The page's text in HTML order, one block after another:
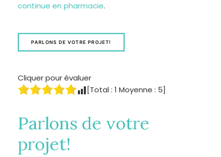
continue en pharmacie.
PARLONS DE VOTRE PROJET!
Cliquer pour évaluer
[Total : 1 Moyenne : 5]
Parlons de votre
projet!